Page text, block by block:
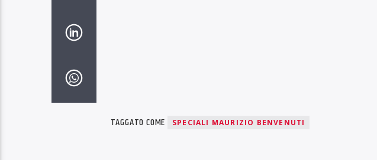
TAGGATO COME SPECIALI MAURIZIO BENVENUTI